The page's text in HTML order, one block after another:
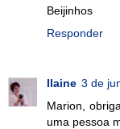
Beijinhos
Responder
Ilaine 3 de
Marion,
uma pessoa